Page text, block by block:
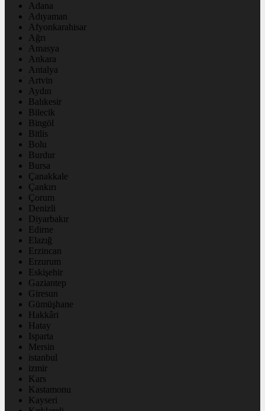
Adana
Adıyaman
Afyonkarahisar
Ağrı
Amasya
Ankara
Antalya
Artvin
Aydın
Balıkesir
Bilecik
Bingöl
Bitlis
Bolu
Burdur
Bursa
Çanakkale
Çankırı
Çorum
Denizli
Diyarbakır
Edirne
Elazığ
Erzincan
Erzurum
Eskişehir
Gaziantep
Giresun
Gümüşhane
Hakkâri
Hatay
Isparta
Mersin
istanbul
izmir
Kars
Kastamonu
Kayseri